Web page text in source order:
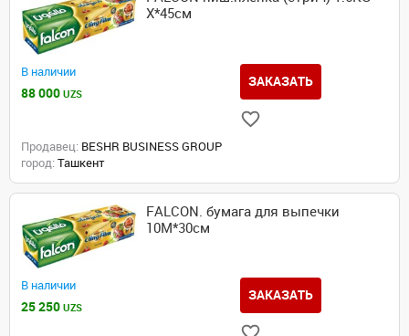
X*45см
В наличии
88 000 UZS
ЗАКАЗАТЬ
Продавец: BESHR BUSINESS GROUP
город: Ташкент
FALCON. бумага для выпечки
10M*30см
В наличии
25 250 UZS
ЗАКАЗАТЬ